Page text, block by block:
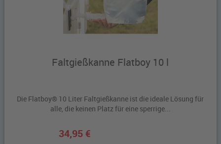
Faltgießkanne Flatboy 10 l
Die Flatboy® 10 Liter Faltgießkanne ist die ideale Lösung für
alle, die keinen Platz für eine sperrige...
34,95 €